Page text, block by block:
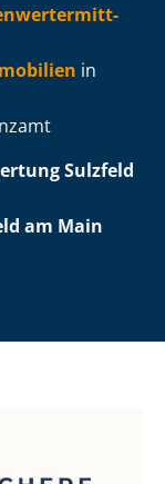
in
Sulzfeld
am Main